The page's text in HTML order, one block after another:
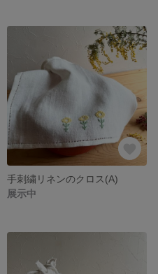
手刺繍リネンのクロス(A)
展示中